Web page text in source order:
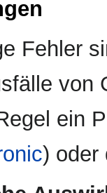
Fehler
von
ein
)